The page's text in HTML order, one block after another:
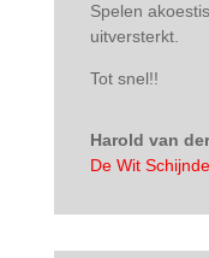
Spelen
uitversterkt.
Tot snel!!
Harold van
De Wit